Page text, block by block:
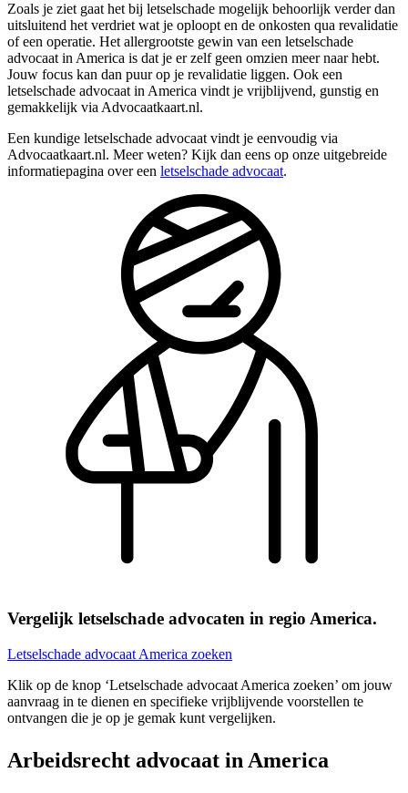
Zoals je ziet gaat het bij letselschade mogelijk behoorlijk verder dan
uitsluitend het verdriet wat je oploopt en de onkosten qua revalidatie
of een operatie. Het allergrootste gewin van een letselschade
advocaat in America is dat je er zelf geen omzien meer naar hebt.
Jouw focus kan dan puur op je revalidatie liggen. Ook een
letselschade advocaat in America vindt je vrijblijvend, gunstig en
gemakkelijk via Advocaatkaart.nl.
Een kundige letselschade advocaat vindt je eenvoudig via
Advocaatkaart.nl. Meer weten? Kijk dan eens op onze uitgebreide
informatiepagina over een letselschade advocaat.
Vergelijk letselschade advocaten in regio America.
Letselschade advocaat America zoeken
Klik op de knop ‘Letselschade advocaat America zoeken’ om jouw
aanvraag in te dienen en specifieke vrijblijvende voorstellen te
ontvangen die je op je gemak kunt vergelijken.
Arbeidsrecht advocaat in America